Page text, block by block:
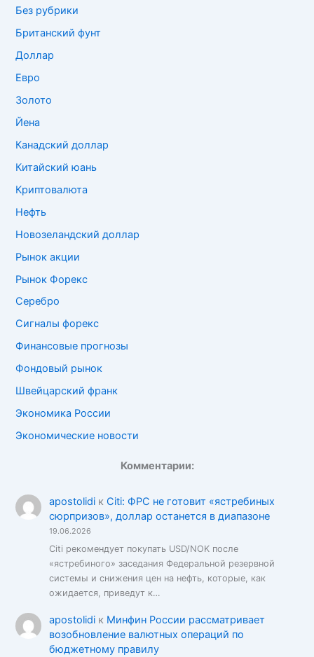
Без рубрики
Британский фунт
Доллар
Евро
Золото
Йена
Канадский доллар
Китайский юань
Криптовалюта
Нефть
Новозеландский доллар
Рынок акции
Рынок Форекс
Серебро
Сигналы форекс
Финансовые прогнозы
Фондовый рынок
Швейцарский франк
Экономика России
Экономические новости
Комментарии:
apostolidiк Citi: ФРС не готовит «ястребиных
сюрпризов», доллар останется в диапазоне
19.06.2026
Citi рекомендует покупать USD/NOK после
«ястребиного» заседания Федеральной резервной
системы и снижения цен на нефть, которые, как
ожидается, приведут к…
apostolidiк Минфин России рассматривает
возобновление валютных операций по
бюджетному правилу